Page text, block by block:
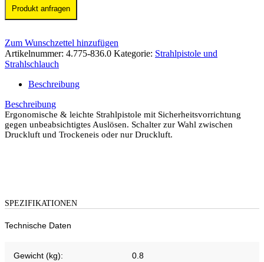
Produkt anfragen
Zum Wunschzettel hinzufügen
Artikelnummer: 4.775-836.0 Kategorie: Strahlpistole und
Strahlschlauch
Beschreibung
Beschreibung
Ergonomische & leichte Strahlpistole mit Sicherheitsvorrichtung
gegen unbeabsichtigtes Auslösen. Schalter zur Wahl zwischen
Druckluft und Trockeneis oder nur Druckluft.
SPEZIFIKATIONEN
Technische Daten
Gewicht (kg): 0.8